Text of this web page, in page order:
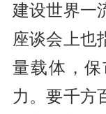
建设世界一
座谈会上也
量载体，
力。要千方